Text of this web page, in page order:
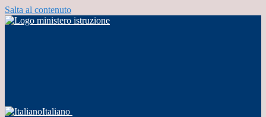
Salta al contenuto
Italiano